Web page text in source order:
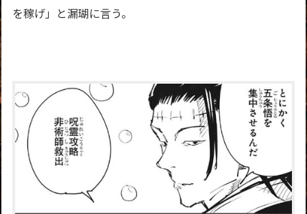
を稼げ」と漏瑚に言う。